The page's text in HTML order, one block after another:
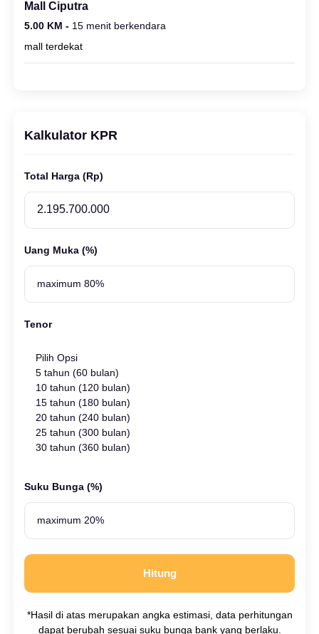
Mall Ciputra
5.00 KM - 15 menit berkendara
mall terdekat
Kalkulator KPR
Total Harga (Rp)
Uang Muka (%)
Tenor
Pilih Opsi
5 tahun (60 bulan)
10 tahun (120 bulan)
15 tahun (180 bulan)
20 tahun (240 bulan)
25 tahun (300 bulan)
30 tahun (360 bulan)
Suku Bunga (%)
Hitung
*Hasil di atas merupakan angka estimasi, data perhitungan
dapat berubah sesuai suku bunga bank yang berlaku.